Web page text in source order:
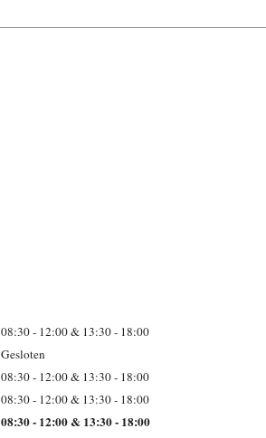
08:30 - 12:00 & 13:30 - 18:00
Gesloten
08:30 - 12:00 & 13:30 - 18:00
08:30 - 12:00 & 13:30 - 18:00
08:30 - 12:00 & 13:30 - 18:00